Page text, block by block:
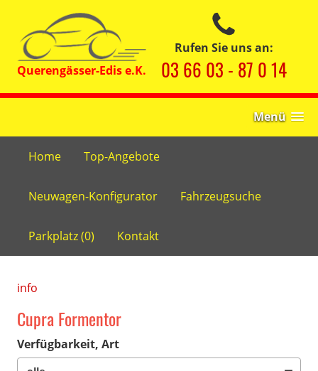
Rufen Sie uns an:
03 66 03 - 87 0 14
Menü
Home Top-Angebote
Neuwagen-Konfigurator Fahrzeugsuche
Parkplatz (0) Kontakt
info
Cupra Formentor
Verfügbarkeit, Art